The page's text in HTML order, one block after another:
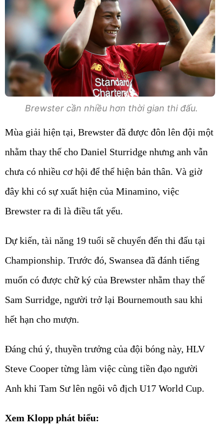
Brewster cần nhiều hơn thời gian thi đấu.
Mùa giải hiện tại, Brewster đã được đôn lên đội một
nhằm thay thế cho Daniel Sturridge nhưng anh vẫn
chưa có nhiều cơ hội để thể hiện bản thân. Và giờ
đây khi có sự xuất hiện của Minamino, việc
Brewster ra đi là điều tất yếu.
Dự kiến, tài năng 19 tuổi sẽ chuyển đến thi đấu tại
Championship. Trước đó, Swansea đã đánh tiếng
muốn có được chữ ký của Brewster nhằm thay thế
Sam Surridge, người trở lại Bournemouth sau khi
hết hạn cho mượn.
Đáng chú ý, thuyền trưởng của đội bóng này, HLV
Steve Cooper từng làm việc cùng tiền đạo người
Anh khi Tam Sư lên ngôi vô địch U17 World Cup.
Xem Klopp phát biểu: